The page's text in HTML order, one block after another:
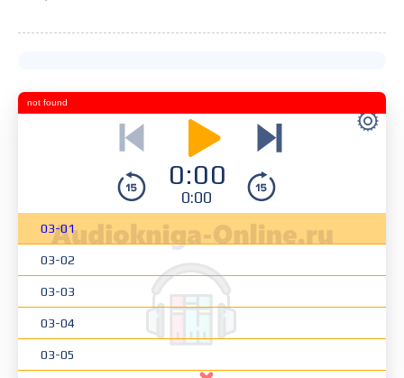
0:00
0:00
03-01
03-02
03-03
03-04
03-05
not found